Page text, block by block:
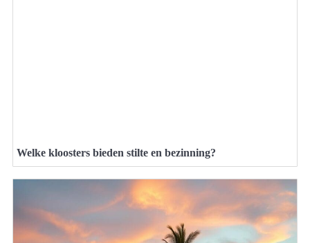
Welke kloosters bieden stilte en bezinning?